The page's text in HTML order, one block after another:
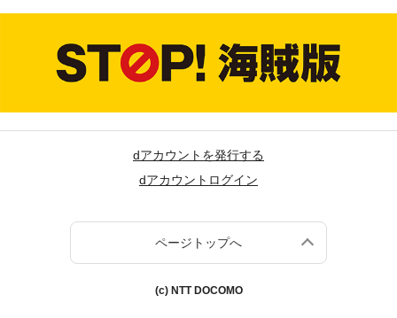
dアカウントを発行する
dアカウントログイン
ページトップへ
(c) NTT DOCOMO